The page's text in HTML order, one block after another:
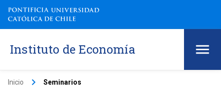
Instituto de Economía
Inicio keyboard_arrow_right Seminarios